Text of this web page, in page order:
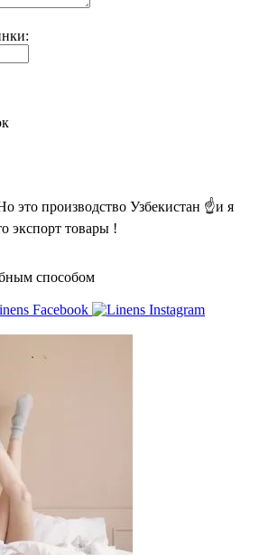
это производство Узбекистан ☝️и я
экспорт товары !
способом